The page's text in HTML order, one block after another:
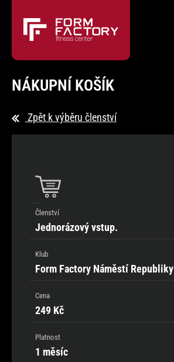
NÁKUPNÍ KOŠÍK
Zpět k výběru členství
Členství
Jednorázový vstup.
Klub
Form Factory Náměstí Republiky
Cena
249 Kč
Platnost
1 měsíc